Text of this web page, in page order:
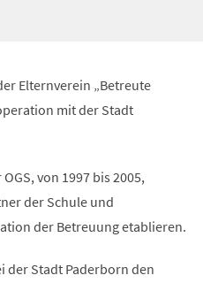
Elternverein „Betreute
mit der Stadt
von 1997 bis 2005,
der Schule und
der Betreuung etablieren.
der Stadt Paderborn den